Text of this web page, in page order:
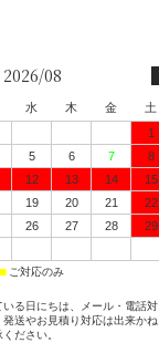
2026/08
水 木 金
土
1
5 6 7
8
12 13 14
15
19 20 21
22
26 27 28
29
■ ご対応のみ
る日にちは、メール・電話対
送やお見積り対応は出来かね
ださい。